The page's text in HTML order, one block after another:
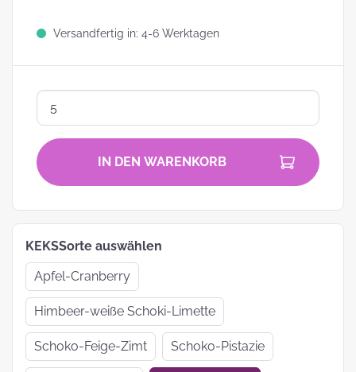
Versandfertig in: 4-6 Werktagen
IN DEN WARENKORB
KEKSSorte auswählen
Apfel-Cranberry
Himbeer-weiße Schoki-Limette
Schoko-Feige-Zimt Schoko-Pistazie